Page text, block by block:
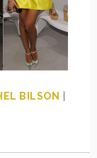
BILSON |